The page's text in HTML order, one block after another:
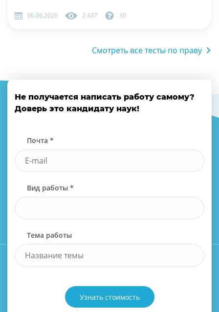
06.06.2026 2 437 30
Смотреть все тесты по праву
Не получается написать работу самому?
Доверь это кандидату наук!
Почта *
Вид работы *
Тема работы
Узнать стоимость